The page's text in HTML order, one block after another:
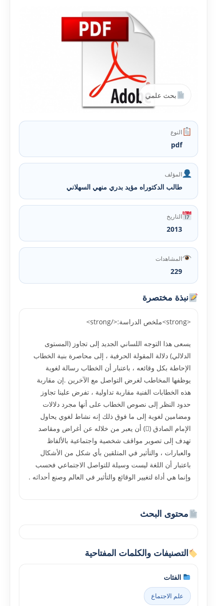
بحث علمي
النوع
pdf
المؤلف
طالب الدكتوراه مؤيد بدري منهي السهلاني
التاريخ
2013
المشاهدات
229
نبذة مختصرة
<strong>ملخص الدراسة:</strong>
يسعى هذا التوجه اللساني الجديد إلى تجاوز (المستوى
الدلالي) دلالة المقولة الحرفية ، إلى محاصرة بنية الخطاب
الإحاطة بكل وقائعه ، باعتبار أن الخطاب رسالة لغوية
يوظفها المخاطب لغرض التواصل مع الآخرين .إن مقاربة
هذه الخطابات الفنية مقاربة تداولية ، تفرض علينا تجاوز
حدود النظر إلى نصوص الخطاب على أنها مجرد دلالات
ومضامين لغوية إلى ما فوق ذلك إنه نشاط لغوي يحاول
الإمام الصادق () أن يعبر من خلاله عن أغراض ومقاصد
تهدف إلى تصوير مواقف شخصية واجتماعية بالألفاظ
والعبارات ، والتأثير في المتلقين بأي شكل من الأشكال
باعتبار أن اللغة ليست وسيلة للتواصل الاجتماعي فحسب
وإنما هي أداة لتغيير الوقائع والتأثير في العالم وصنع أحداثه .
محتوى البحث
التصنيفات والكلمات المفتاحية
الفئات
علم الاجتماع